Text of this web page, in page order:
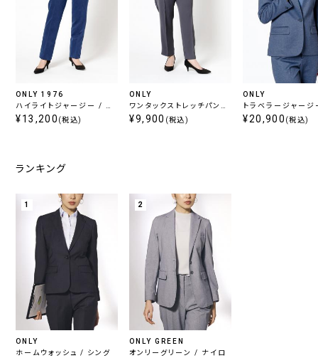
ONLY 1976
ハイライトジャージー / ツ
ータックパンツ ブルーチェ
¥13,200 (税込)
ONLY
ワンタックストレッチパンツ
チャコール無地
¥9,900 (税込)
ONLY
トラベラージャー
ーカラージャケット
¥20,900 (税込)
ランキング
1
ONLY
ホームウォッシュ / シング
2
ONLY GREEN
オンリーグリーン / ナイロ